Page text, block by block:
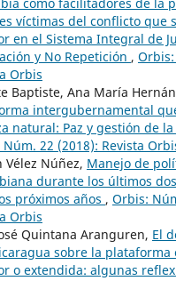
víctimas del conflicto que
en el Sistema Integral de
y No Repetición ,
Orbis
Baptiste, Ana María
intergubernamental
natural: Paz y gestión de
22 (2018): Revista
Vélez Núñez, Manejo de
durante los últimos
próximos años , Orbis:
Orbis
Quintana Aranguren, El
sobre la plataforma
o extendida: algunas